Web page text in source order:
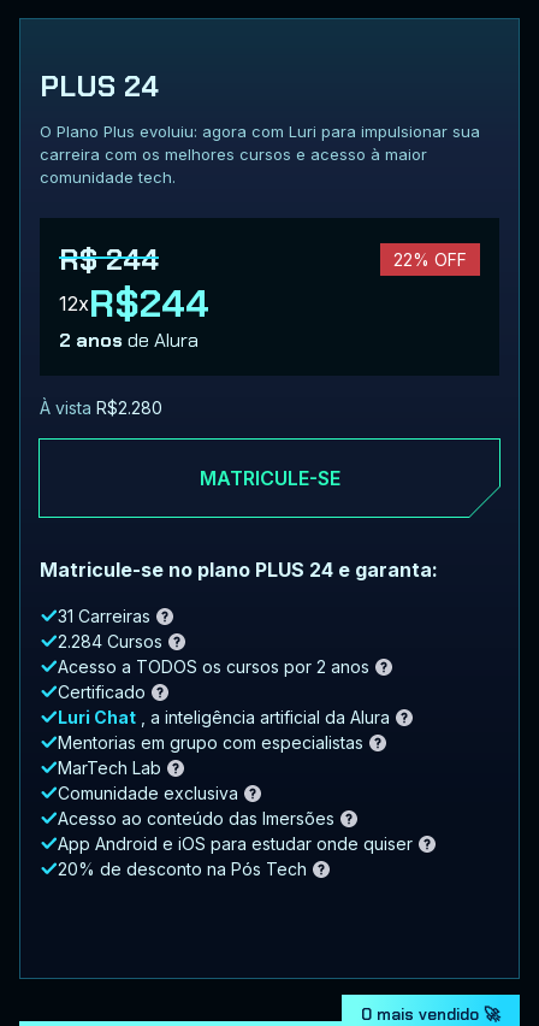
PLUS 24
O Plano Plus evoluiu: agora com Luri para impulsionar sua
carreira com os melhores cursos e acesso à maior
comunidade tech.
R$ 244 22% OFF
12xR$244
2 anosde Alura
À vista R$2.280
MATRICULE-SE
Matricule-se no plano PLUS 24 e garanta:
31 Carreiras
2.284 Cursos
Acesso a TODOS os cursos por 2 anos
Certificado
Luri Chat
, a inteligência artificial da Alura
Mentorias em grupo com especialistas
MarTech Lab
Comunidade exclusiva
Acesso ao conteúdo das Imersões
App Android e iOS para estudar onde quiser
20% de desconto na Pós Tech
O mais vendido 🚀